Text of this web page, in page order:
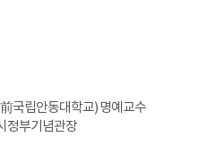
국립안동대학교) 명예교수
정부기념관장